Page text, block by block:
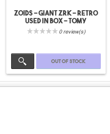
Zoids - Giant ZRK - retro
used in box - Tomy
0 review(s)
Out of stock